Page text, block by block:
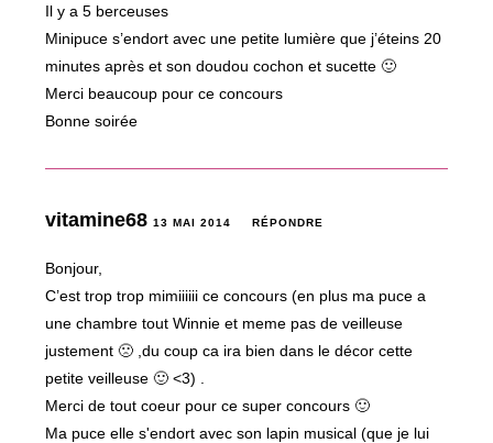
Il y a 5 berceuses
Minipuce s’endort avec une petite lumière que j’éteins 20
minutes après et son doudou cochon et sucette 🙂
Merci beaucoup pour ce concours
Bonne soirée
vitamine6813 MAI 2014 RÉPONDRE
Bonjour,
C’est trop trop mimiiiiii ce concours (en plus ma puce a
une chambre tout Winnie et meme pas de veilleuse
justement 🙁 ,du coup ca ira bien dans le décor cette
petite veilleuse 🙂 <3) .
Merci de tout coeur pour ce super concours 🙂
Ma puce elle s'endort avec son lapin musical (que je lui